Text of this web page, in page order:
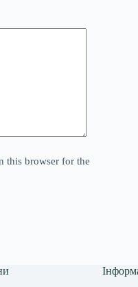
this browser for the